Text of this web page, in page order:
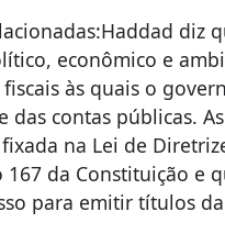
diz
econômico e
às quais o
das contas públicas.
na Lei de
da Constituição e
para emitir títulos